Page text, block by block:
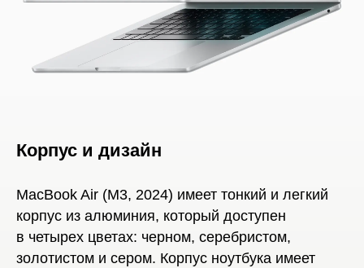
Корпус и дизайн
MacBook Air (M3, 2024) имеет тонкий и легкий
корпус из алюминия, который доступен
в четырех цветах: черном, серебристом,
золотистом и сером. Корпус ноутбука имеет